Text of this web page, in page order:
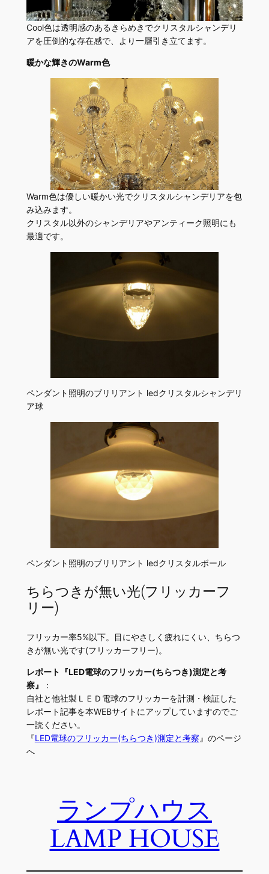
Cool色は透明感のあるきらめきでクリスタルシャンデリ
アを圧倒的な存在感で、より一層引き立てます。
暖かな輝きのWarm色
Warm色は優しい暖かい光でクリスタルシャンデリアを包
み込みます。
クリスタル以外のシャンデリアやアンティーク照明にも
最適です。
ペンダント照明のブリリアント ledクリスタルシャンデリ
ア球
ペンダント照明のブリリアント ledクリスタルボール
ちらつきが無い光(フリッカーフ
リー)
フリッカー率5%以下。目にやさしく疲れにくい、ちらつ
きが無い光です(フリッカーフリー)。
レポート『LED電球のフリッカー(ちらつき)測定と考
察』
：
自社と他社製ＬＥＤ電球のフリッカーを計測・検証した
レポート記事を本WEBサイトにアップしていますのでご
一読ください。
『LED電球のフリッカー(ちらつき)測定と考察 』のページ
へ
ランプハウス
LAMP HOUSE